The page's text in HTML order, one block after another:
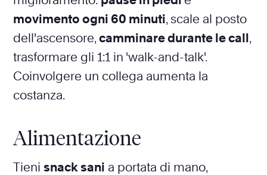
movimento ogni 60 minuti, scale al posto
dell'ascensore, camminare durante le call,
trasformare gli 1:1 in 'walk-and-talk'.
Coinvolgere un collega aumenta la
costanza.
Alimentazione
Tieni snack sani a portata di mano,